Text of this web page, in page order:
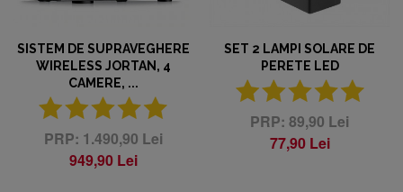
SISTEM DE SUPRAVEGHERE
WIRELESS JORTAN, 4
CAMERE, ...
1.490,90 Lei
949,90 Lei
SET 2 LAMPI SOLARE DE
PERETE LED
89,90 Lei
77,90 Lei